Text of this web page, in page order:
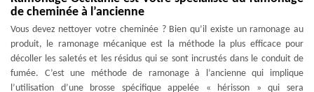
de cheminée à l’ancienne
Vous devez nettoyer votre cheminée ? Bien qu’il existe un ramonage au
produit, le ramonage mécanique est la méthode la plus efficace pour
décoller les saletés et les résidus qui se sont incrustés dans le conduit de
fumée. C’est une méthode de ramonage à l’ancienne qui implique
l’utilisation d’une brosse spécifique appelée « hérisson » qui sera